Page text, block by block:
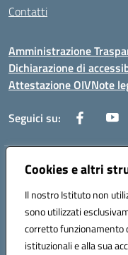
Cookies e altri
Il nostro Istituto non
sono utilizzati
corretto funzionamento
istituzionali e alla sua
Contatti
Amministrazione
Dichiarazione di
Attestazione OIVNote
Seguici su:
Indirizzo:Via Cesare
Posta elettronica certificata
Codice fiscale:
Codice meccanografico: